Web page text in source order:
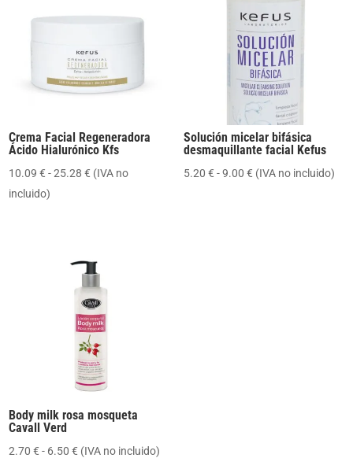
Crema Facial Regeneradora
Ácido Hialurónico Kfs
10.09€ - 25.28€ Rango
hasta
25.28 €
(IVA no
incluido)
Solución micelar bifásica
desmaquillante facial Kefus
5.20 € - 9.00 €Rango
(IVA no incluido)
Body milk rosa mosqueta
Cavall Verd
2.70€ - 6.50€ Rango
(IVA no incluido)